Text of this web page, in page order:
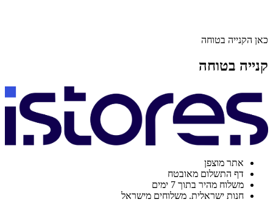
כאן הקנייה בטוחה
קנייה בטוחה
אתר מוצפן
דף התשלום מאובטח
משלוח מהיר בתוך 7 ימים
חנות ישראלית. משלוחים מישראל